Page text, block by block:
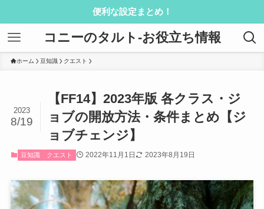
便利な設定まとめ！
コニーのタルト-お役立ち情報
ホーム 豆知識 クエスト
【FF14】2023年版 各クラス・ジ
ョブの開放方法・条件まとめ【ジ
ョブチェンジ】
2023
8/19
豆知識 クエスト 2022年11月1日 2023年8月19日